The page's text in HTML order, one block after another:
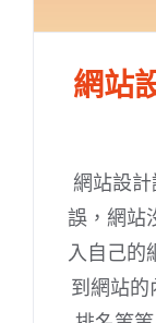
網站
網站設
誤，網站
入自己的
到網站的